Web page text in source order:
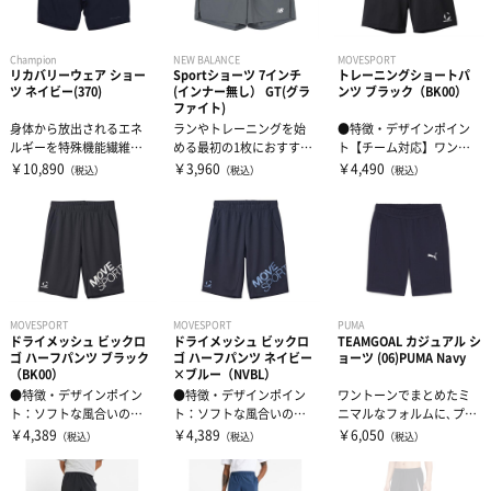
Champion
リカバリーウェア ショー
ツ ネイビー(370)
身体から放出されるエネ
ルギーを特殊機能繊維が
吸収し、そのエネルギー
￥10,890 （税込）
NEW BALANCE
Sportショーツ 7インチ
(インナー無し） GT(グラ
ファイト)
ランやトレーニングを始
める最初の1枚におすすめ
する、スタンダードフィ
￥3,960 （税込）
MOVESPORT
トレーニングショートパ
ンツ ブラック（BK00）
●特徴・デザインポイン
ト【チーム対応】ワンポ
イントロゴトレーニング
￥4,490 （税込）
MOVESPORT
ドライメッシュ ビックロ
ゴ ハーフパンツ ブラック
（BK00）
●特徴・デザインポイン
ト：ソフトな風合いのメ
ッシュ素材を採用したハ
￥4,389 （税込）
MOVESPORT
ドライメッシュ ビックロ
ゴ ハーフパンツ ネイビー
×ブルー（NVBL）
●特徴・デザインポイン
ト：ソフトな風合いのメ
ッシュ素材を採用したハ
￥4,389 （税込）
PUMA
TEAMGOAL カジュアル シ
ョーツ (06)PUMA Navy
ワントーンでまとめたミ
ニマルなフォルムに､プー
マキャット刺繍を添えたT
￥6,050 （税込）